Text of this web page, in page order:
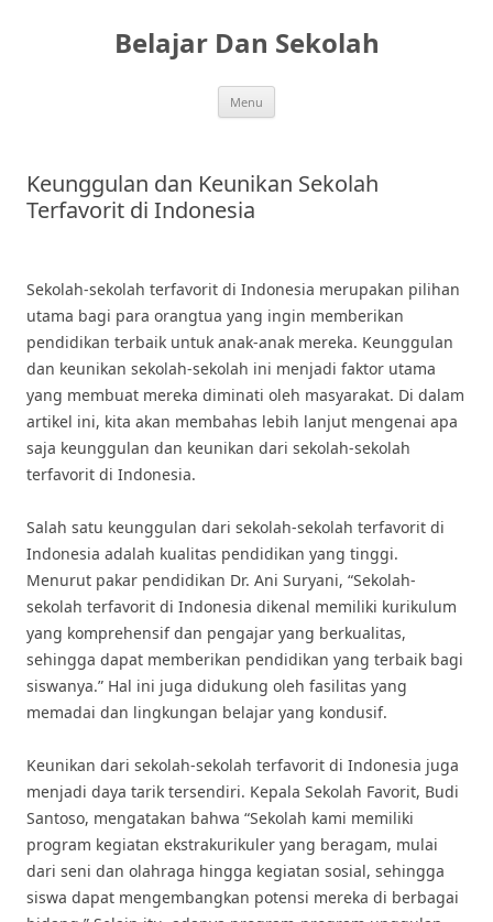
Belajar Dan Sekolah
Menu
Keunggulan dan Keunikan Sekolah
Terfavorit di Indonesia
Sekolah-sekolah terfavorit di Indonesia merupakan pilihan
utama bagi para orangtua yang ingin memberikan
pendidikan terbaik untuk anak-anak mereka. Keunggulan
dan keunikan sekolah-sekolah ini menjadi faktor utama
yang membuat mereka diminati oleh masyarakat. Di dalam
artikel ini, kita akan membahas lebih lanjut mengenai apa
saja keunggulan dan keunikan dari sekolah-sekolah
terfavorit di Indonesia.
Salah satu keunggulan dari sekolah-sekolah terfavorit di
Indonesia adalah kualitas pendidikan yang tinggi.
Menurut pakar pendidikan Dr. Ani Suryani, “Sekolah-
sekolah terfavorit di Indonesia dikenal memiliki kurikulum
yang komprehensif dan pengajar yang berkualitas,
sehingga dapat memberikan pendidikan yang terbaik bagi
siswanya.” Hal ini juga didukung oleh fasilitas yang
memadai dan lingkungan belajar yang kondusif.
Keunikan dari sekolah-sekolah terfavorit di Indonesia juga
menjadi daya tarik tersendiri. Kepala Sekolah Favorit, Budi
Santoso, mengatakan bahwa “Sekolah kami memiliki
program kegiatan ekstrakurikuler yang beragam, mulai
dari seni dan olahraga hingga kegiatan sosial, sehingga
siswa dapat mengembangkan potensi mereka di berbagai